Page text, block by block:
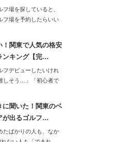
フ場を探していると、
フ場を予約したらいい
！関東で人気の格安
ンキング【完…
フデビューしたいけれ
しそう…」「初心者で
に聞いた！関東のベ
が出るゴルフ…
たばかりの人も、なか